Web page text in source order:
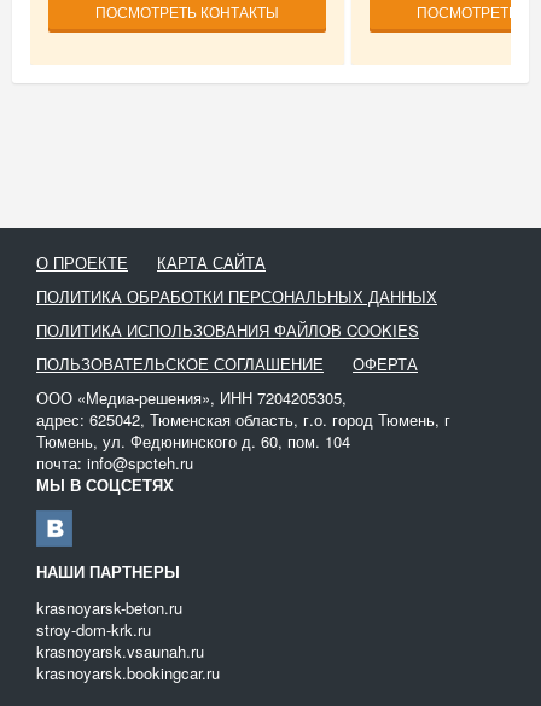
ПОСМОТРЕТЬ КОНТАКТЫ ПОСМОТРЕТЬ
О ПРОЕКТЕ
КАРТА САЙТА
ПОЛИТИКА ОБРАБОТКИ ПЕРСОНАЛЬНЫХ ДАННЫХ
ПОЛИТИКА ИСПОЛЬЗОВАНИЯ ФАЙЛОВ COOKIES
ПОЛЬЗОВАТЕЛЬСКОЕ СОГЛАШЕНИЕ
ОФЕРТА
ООО «Медиа-решения», ИНН 7204205305,
адрес: 625042, Тюменская область, г.о. город Тюмень, г
Тюмень, ул. Федюнинского д. 60, пом. 104
почта: info@spcteh.ru
МЫ В СОЦСЕТЯХ
НАШИ ПАРТНЕРЫ
krasnoyarsk-beton.ru
stroy-dom-krk.ru
krasnoyarsk.vsaunah.ru
krasnoyarsk.bookingcar.ru